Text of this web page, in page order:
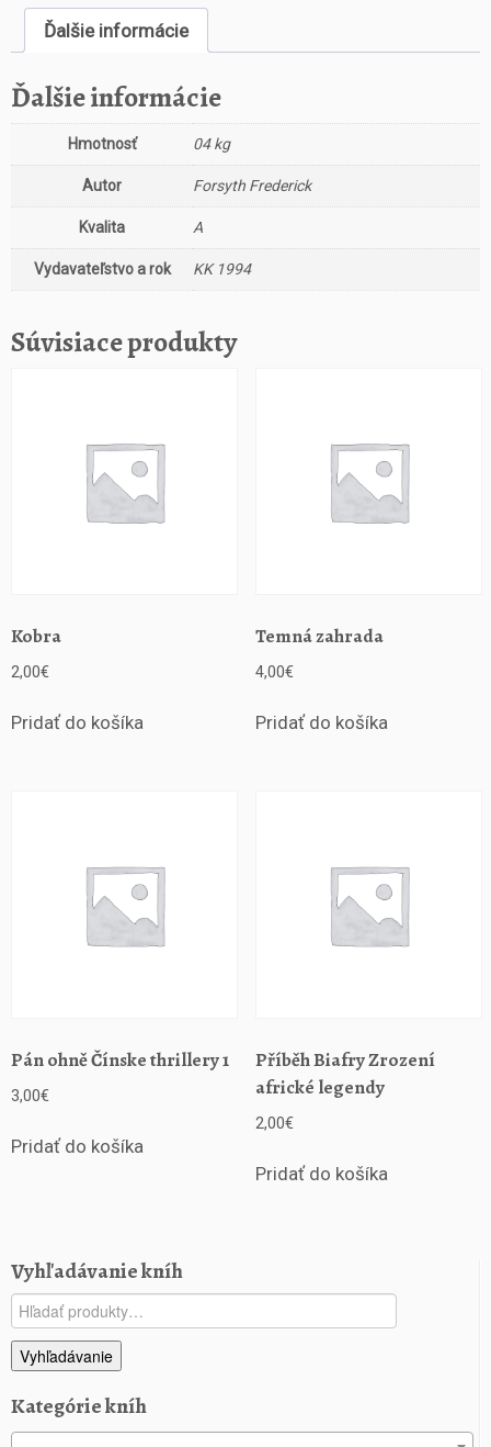
o
o
l
Ďalšie informácie
Ďalšie informácie
Hmotnosť 04 kg
Autor Forsyth Frederick
Kvalita A
Vydavateľstvo a rok KK 1994
Súvisiace produkty
Kobra
2,00€
Pridať do košíka
Temná zahrada
4,00€
Pridať do košíka
Pán ohně Čínske thrillery 1
3,00€
Pridať do košíka
Příběh Biafry Zrození
africké legendy
2,00€
Pridať do košíka
Vyhľadávanie kníh
Hľadať:
Vyhľadávanie
Kategórie kníh